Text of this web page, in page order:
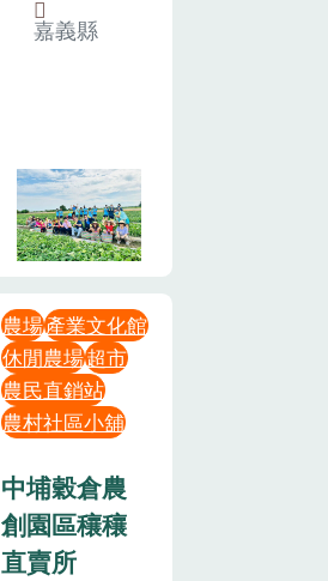
嘉義縣
農場產業文化館
休閒農場超市
農民直銷站
農村社區小舖
中埔穀倉農
創園區穰穰
直賣所